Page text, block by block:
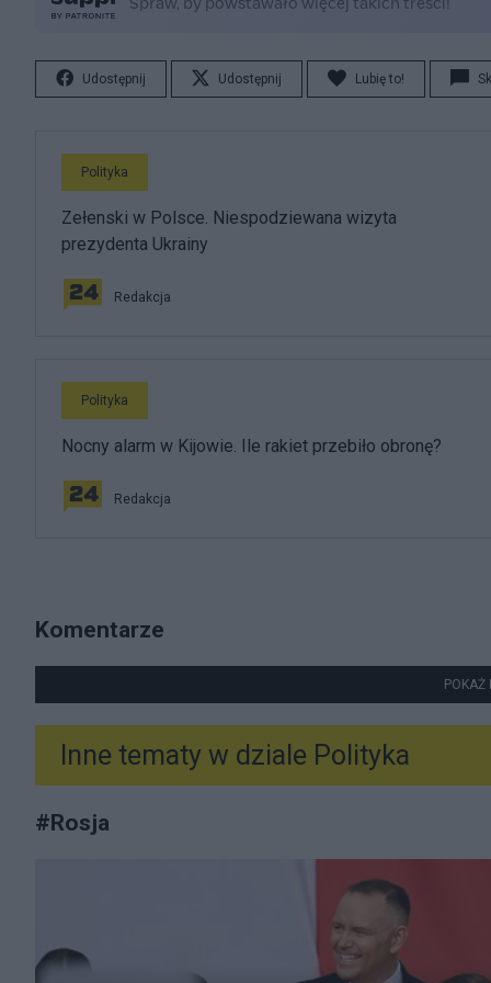
Udostępnij Udostępnij Lubię to!
Polityka
Zełenski w Polsce. Niespodziewana wizyta
prezydenta Ukrainy
Redakcja
Polityka
Nocny alarm w Kijowie. Ile rakiet przebiło obronę?
Redakcja
Komentarze
POKAŻ
Inne tematy w dziale Polityka
#Rosja